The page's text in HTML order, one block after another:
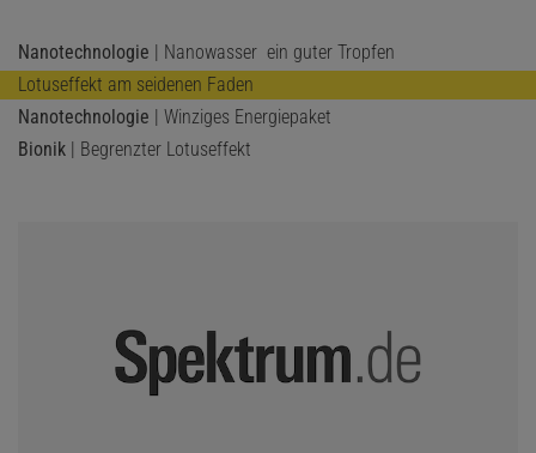
Nanotechnologie | Nanowasser  ein guter Tropfen
Lotuseffekt am seidenen Faden
Nanotechnologie | Winziges Energiepaket
Bionik | Begrenzter Lotuseffekt